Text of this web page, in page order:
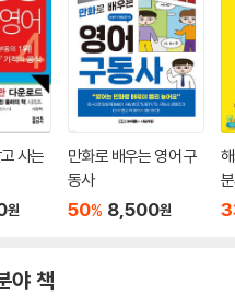
사는
원
만화로 배우는 영어 구
동사
50% 8,500원
야 책